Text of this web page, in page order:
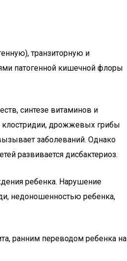
транзиторную и
патогенной кишечной флоры
синтезе витаминов и
клостридии, дрожжевых грибы
заболеваний. Однако
развивается дисбактериоз.
ребенка. Нарушение
недоношенностью ребенка,
ранним переводом ребенка на